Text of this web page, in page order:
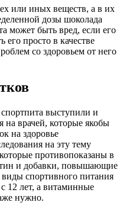
или иных веществ, а в их
дозы шоколада
может быть вред, если его
его просто в качестве
со здоровьем от него
выступили и
на врачей, которые якобы
на здоровье
на эту тему
противопоказаны в
и добавки, повышающие
виды спортивного питания
12 лет, а витаминные
нужно.